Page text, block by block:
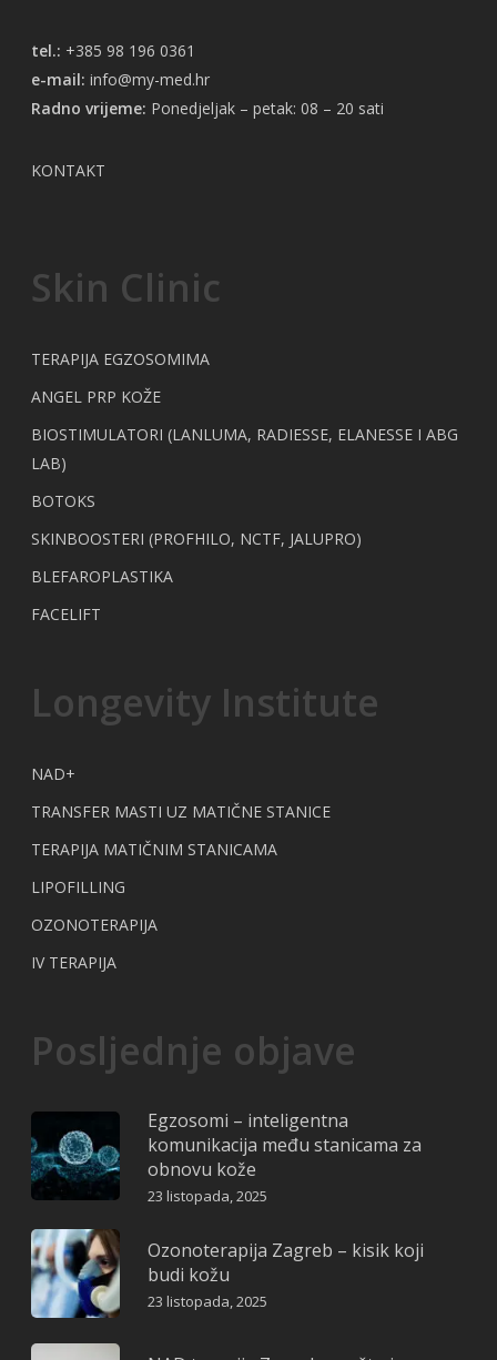
tel.: +385 98 196 0361
e-mail: info@my-med.hr
Radno vrijeme: Ponedjeljak – petak: 08 – 20 sati
KONTAKT
Skin Clinic
TERAPIJA EGZOSOMIMA
ANGEL PRP KOŽE
BIOSTIMULATORI (LANLUMA, RADIESSE, ELANESSE I ABG
LAB)
BOTOKS
SKINBOOSTERI (PROFHILO, NCTF, JALUPRO)
BLEFAROPLASTIKA
FACELIFT
Longevity Institute
NAD+
TRANSFER MASTI UZ MATIČNE STANICE
TERAPIJA MATIČNIM STANICAMA
LIPOFILLING
OZONOTERAPIJA
IV TERAPIJA
Posljednje objave
Egzosomi – inteligentna
komunikacija među stanicama za
obnovu kože
23 listopada, 2025
Ozonoterapija Zagreb – kisik koji
budi kožu
23 listopada, 2025